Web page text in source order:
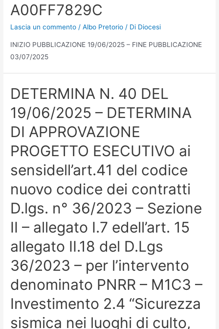
A00FF7829C
Lascia un commento /Albo Pretorio / Di Diocesi
INIZIO PUBBLICAZIONE 19/06/2025 – FINE PUBBLICAZIONE
03/07/2025
DETERMINA N. 40 DEL
19/06/2025 – DETERMINA
DI APPROVAZIONE
PROGETTO ESECUTIVO ai
sensidell’art.41 del codice
nuovo codice dei contratti
D.lgs. n° 36/2023 – Sezione
II – allegato I.7 edell’art. 15
allegato II.18 del D.Lgs
36/2023 – per l’intervento
denominato PNRR – M1C3 –
Investimento 2.4 “Sicurezza
sismica nei luoghi di culto,